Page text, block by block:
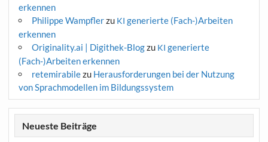
erkennen
Philippe Wampflerzu KI generierte (Fach-)Arbeiten
erkennen
Originality.ai | Digithek-Blogzu KI generierte
(Fach-)Arbeiten erkennen
retemirabilezu Herausforderungen bei der Nutzung
von Sprachmodellen im Bildungssystem
Neueste Beiträge